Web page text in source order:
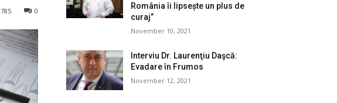
0
785
România îi lipsește un plus de
curaj”
November 10, 2021
Interviu Dr. Laurenţiu Daşcă:
Evadare în Frumos
November 12, 2021